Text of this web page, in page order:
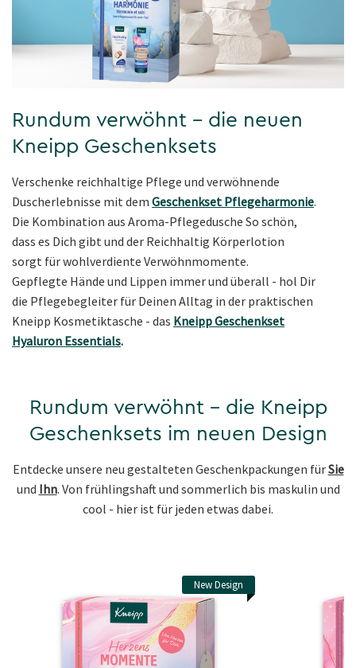
Rundum verwöhnt - die neuen
Kneipp Geschenksets
Verschenke reichhaltige Pflege und verwöhnende
Duscherlebnisse mit dem Geschenkset Pflegeharmonie.
Die Kombination aus Aroma-Pflegedusche So schön,
dass es Dich gibt und der Reichhaltig Körperlotion
sorgt für wohlverdiente Verwöhnmomente.
Gepflegte Hände und Lippen immer und überall - hol Dir
die Pflegebegleiter für Deinen Alltag in der praktischen
Kneipp Kosmetiktasche - das Kneipp Geschenkset
Hyaluron Essentials.
Rundum verwöhnt - die Kneipp
Geschenksets im neuen Design
Entdecke unsere neu gestalteten Geschenkpackungen fürSie
und Ihn. Von frühlingshaft und sommerlich bis maskulin und
cool - hier ist für jeden etwas dabei.
New Design